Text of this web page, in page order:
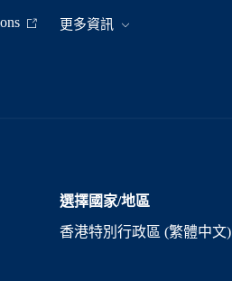
更多資訊
選擇國家/地區
香港特別行政區 (繁體中文)